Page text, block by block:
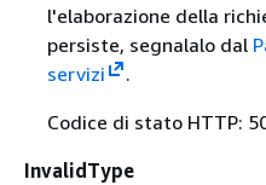
l'elaborazione della
persiste, segnalalo dal
servizi
.
Codice di stato HTTP:
InvalidType